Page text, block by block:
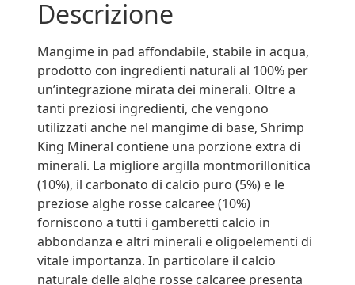
Descrizione
Mangime in pad affondabile, stabile in acqua,
prodotto con ingredienti naturali al 100% per
un’integrazione mirata dei minerali. Oltre a
tanti preziosi ingredienti, che vengono
utilizzati anche nel mangime di base, Shrimp
King Mineral contiene una porzione extra di
minerali. La migliore argilla montmorillonitica
(10%), il carbonato di calcio puro (5%) e le
preziose alghe rosse calcaree (10%)
forniscono a tutti i gamberetti calcio in
abbondanza e altri minerali e oligoelementi di
vitale importanza. In particolare il calcio
naturale delle alghe rosse calcaree presenta